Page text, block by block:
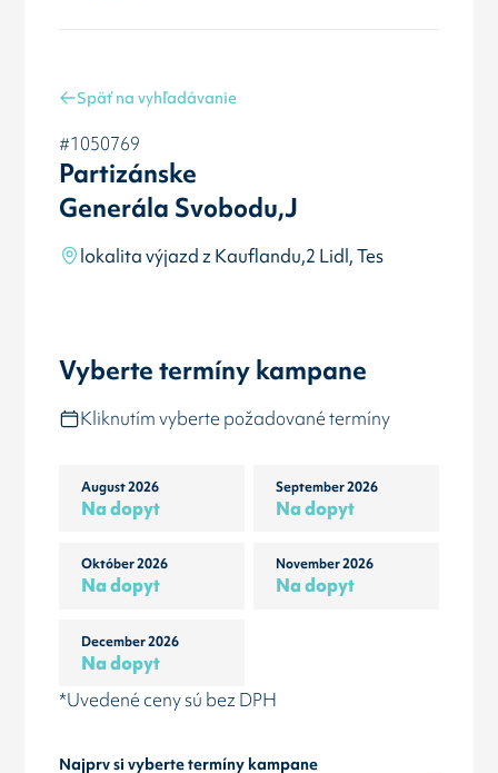
Späť na vyhľadávanie
#1050769
Partizánske
Generála Svobodu,J
lokalita výjazd z Kauflandu,2 Lidl, Tes
Vyberte termíny kampane
Kliknutím vyberte požadované termíny
August 2026
Na dopyt
September 2026
Na dopyt
Október 2026
Na dopyt
November 2026
Na dopyt
December 2026
Na dopyt
*Uvedené ceny sú bez DPH
Najprv si vyberte termíny kampane